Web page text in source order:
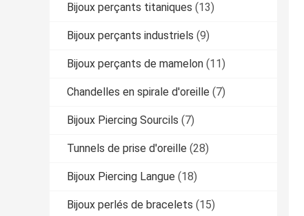
Bijoux perçants titaniques (13)
Bijoux perçants industriels (9)
Bijoux perçants de mamelon (11)
Chandelles en spirale d'oreille (7)
Bijoux Piercing Sourcils (7)
Tunnels de prise d'oreille (28)
Bijoux Piercing Langue (18)
Bijoux perlés de bracelets (15)